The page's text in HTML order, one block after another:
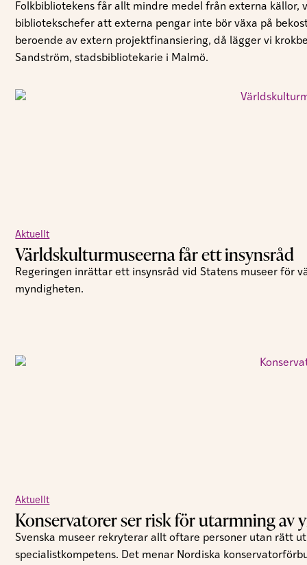
Folkbibliotekens får allt mindre medel från externa källor,
bibliotekschefer att externa pengar inte bör växa på
beroende av extern projektfinansiering, då lägger vi
Sandström, stadsbibliotekarie i Malmö.
Aktuellt
Världskulturmuseerna får ett insynsråd
Regeringen inrättar ett insynsråd vid Statens museer för
myndigheten.
Aktuellt
Konservatorer ser risk för utarmning av
Svenska museer rekryterar allt oftare personer utan rätt
specialistkompetens. Det menar Nordiska